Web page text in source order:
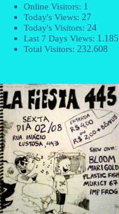
Online Visitors: 1
Today's Views: 27
Today's Visitors: 24
Last 7 Days Views: 1.185
Total Visitors: 232.608